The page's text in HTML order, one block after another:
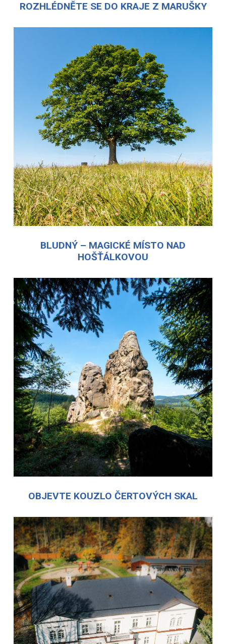
ROZHLÉDNĚTE SE DO KRAJE Z MARUŠKY
BLUDNÝ – MAGICKÉ MÍSTO NAD
HOŠŤÁLKOVOU
OBJEVTE KOUZLO ČERTOVÝCH SKAL